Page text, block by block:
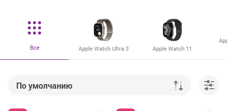
Все Apple Watch Ultra 3 Apple Watch 11
По умолчанию
От дешевых к дорогим